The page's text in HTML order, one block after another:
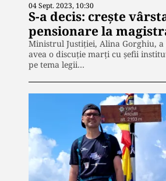
04 Sept. 2023, 10:30
S-a decis: crește
pensionare la
Ministrul Justiţiei, Alina Gorghiu,
avea o discuţie marţi cu şefii
pe tema legii…